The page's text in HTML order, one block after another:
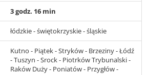
3 godz. 16 min
łódzkie - świętokrzyskie - śląskie
Kutno - Piątek - Stryków - Brzeziny - Łódź
- Tuszyn - Srock - Piotrków Trybunalski -
Raków Duży - Poniatów - Przygłów -